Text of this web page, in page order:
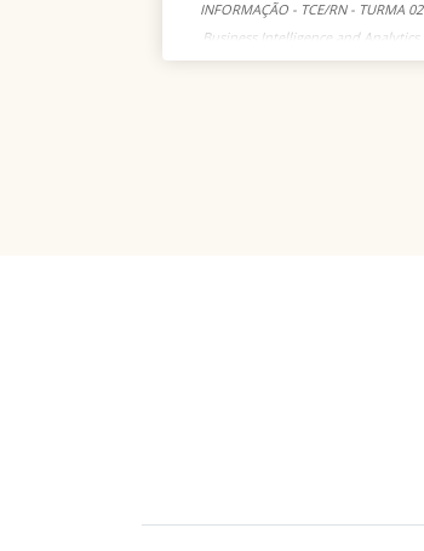
INFORMAÇÃO - TCE/RN - TURMA 02
Business Intelligence and Analytics